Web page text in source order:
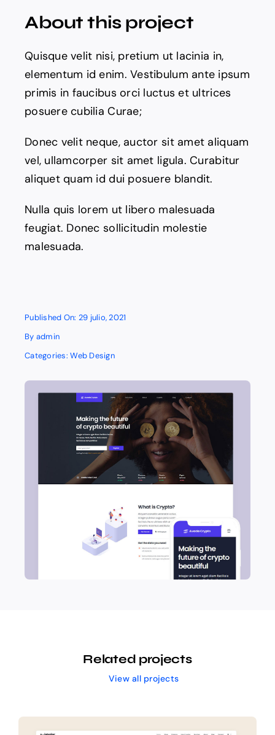
About this project
Quisque velit nisi, pretium ut lacinia in,
elementum id enim. Vestibulum ante ipsum
primis in faucibus orci luctus et ultrices
posuere cubilia Curae;
Donec velit neque, auctor sit amet aliquam
vel, ullamcorper sit amet ligula. Curabitur
aliquet quam id dui posuere blandit.
Nulla quis lorem ut libero malesuada
feugiat. Donec sollicitudin molestie
malesuada.
Published On: 29 julio, 2021
By admin
Categories:Web Design
Related projects
View all projects